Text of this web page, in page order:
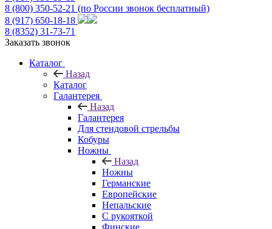
8 (800) 350-52-21 (по России звонок бесплатный)
8 (917) 650-18-18
8 (8352) 31-73-71
Заказать звонок
Каталог
Назад
Каталог
Галантерея
Назад
Галантерея
Для стендовой стрельбы
Кобуры
Ножны
Назад
Ножны
Германские
Европейские
Непальские
С рукояткой
Финские